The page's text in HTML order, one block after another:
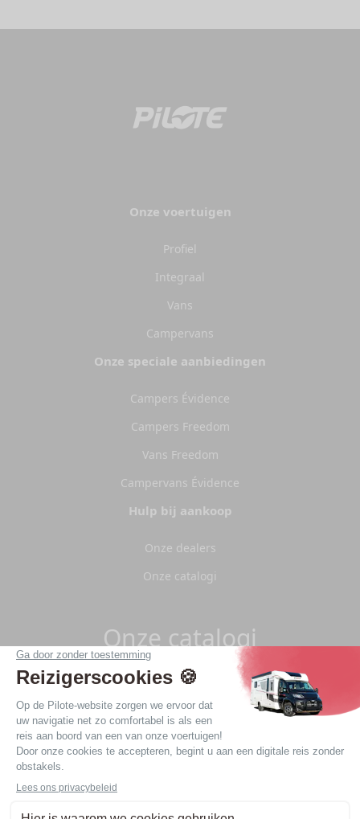
Onze voertuigen
Profiel
Integraal
Vans
Campervans
Onze speciale aanbiedingen
Campers Évidence
Campers Freedom
Vans Freedom
Campervans Évidence
Hulp bij aankoop
Onze dealers
Onze catalogi
Onze catalogi
Download de Pilote 2026-catalogi.
Download